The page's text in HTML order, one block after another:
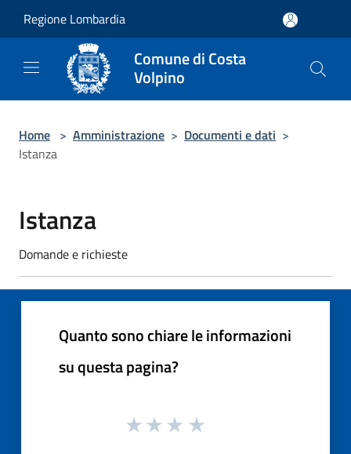
Regione Lombardia
Comune di Costa
Volpino
Home > Amministrazione > Documenti e dati >
Istanza
Istanza
Domande e richieste
Quanto sono chiare le informazioni
su questa pagina?